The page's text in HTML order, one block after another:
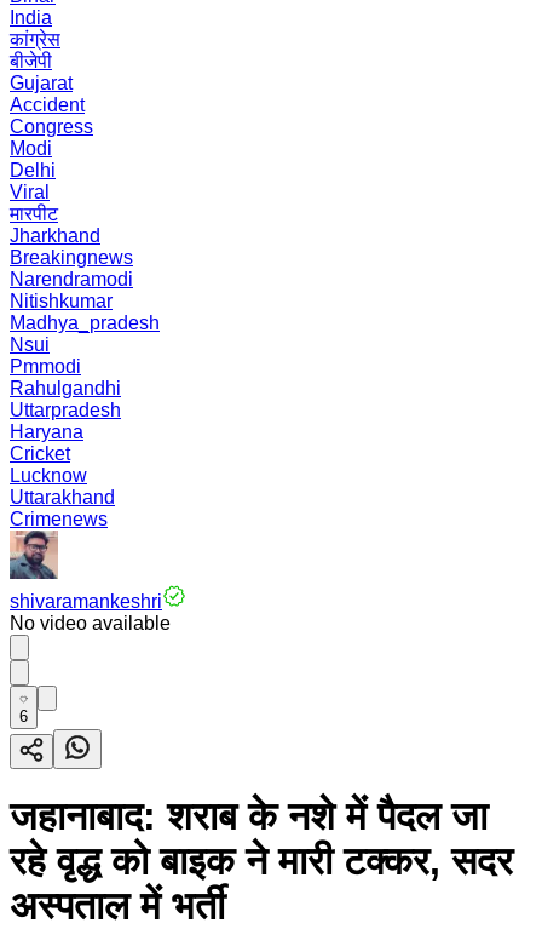
India
कांग्रेस
बीजेपी
Gujarat
Accident
Congress
Modi
Delhi
Viral
मारपीट
Jharkhand
Breakingnews
Narendramodi
Nitishkumar
Madhya_pradesh
Nsui
Pmmodi
Rahulgandhi
Uttarpradesh
Haryana
Cricket
Lucknow
Uttarakhand
Crimenews
shivaramankeshri
No video available
6
जहानाबाद: शराब के नशे में पैदल जा
रहे वृद्ध को बाइक ने मारी टक्कर, सदर
अस्पताल में भर्ती